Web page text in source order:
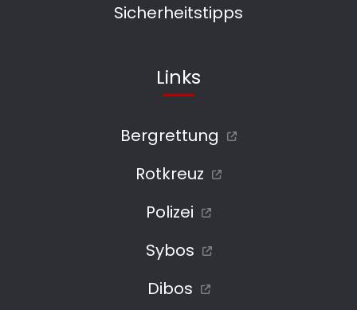
Sicherheitstipps
Links
Bergrettung
Rotkreuz
Polizei
Sybos
Dibos